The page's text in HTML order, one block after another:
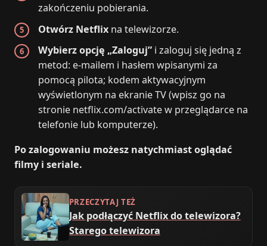
zakończeniu pobierania.
Otwórz Netflix na telewizorze.
Wybierz opcję „Zaloguj” i zaloguj się jedną z
metod: e‑mailem i hasłem wpisanymi za
pomocą pilota; kodem aktywacyjnym
wyświetlonym na ekranie TV (wpisz go na
stronie netflix.com/activate w przeglądarce na
telefonie lub komputerze).
Po zalogowaniu możesz natychmiast oglądać
filmy i seriale.
PRZECZYTAJ TEŻ
Jak podłączyć Netflix do telewizora?
Starego telewizora